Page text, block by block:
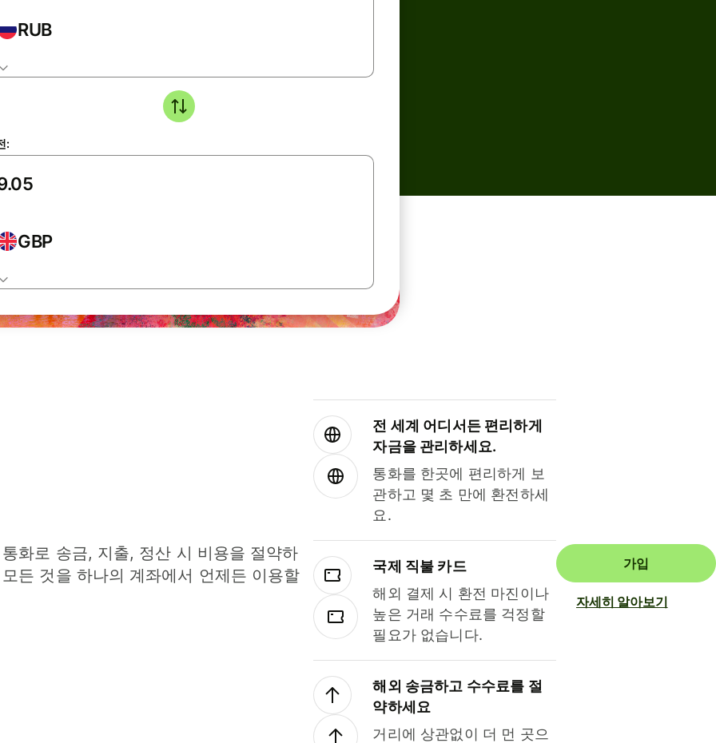
RUB
:
GBP
화로 송금, 지출, 정산 시 비용을 절약하
든 것을 하나의 계좌에서 언제든 이용할
전 세계 어디서든 편리하게
자금을 관리하세요.
통화를 한곳에 편리하게 보
관하고 몇 초 만에 환전하세
요.
국제 직불 카드
해외 결제 시 환전 마진이나
높은 거래 수수료를 걱정할
필요가 없습니다.
해외 송금하고 수수료를 절
약하세요
거리에 상관없이 더 먼 곳으
가입
자세히 알아보기